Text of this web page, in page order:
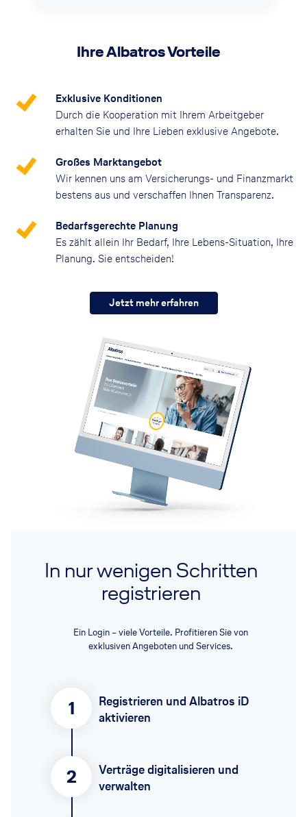
Ihre Albatros Vorteile
Exklusive Konditionen
Durch die Kooperation mit Ihrem Arbeitgeber
erhalten Sie und Ihre Lieben exklusive Angebote.
Großes Marktangebot
Wir kennen uns am Versicherungs- und Finanzmarkt
bestens aus und verschaffen Ihnen Transparenz.
Bedarfsgerechte Planung
Es zählt allein Ihr Bedarf, Ihre Lebens-Situation, Ihre
Planung. Sie entscheiden!
Jetzt mehr erfahren
In nur wenigen Schritten
registrieren
Ein Login – viele Vorteile. Profitieren Sie von
exklusiven Angeboten und Services.
1
Registrieren und Albatros iD
aktivieren
2
Verträge digitalisieren und
verwalten